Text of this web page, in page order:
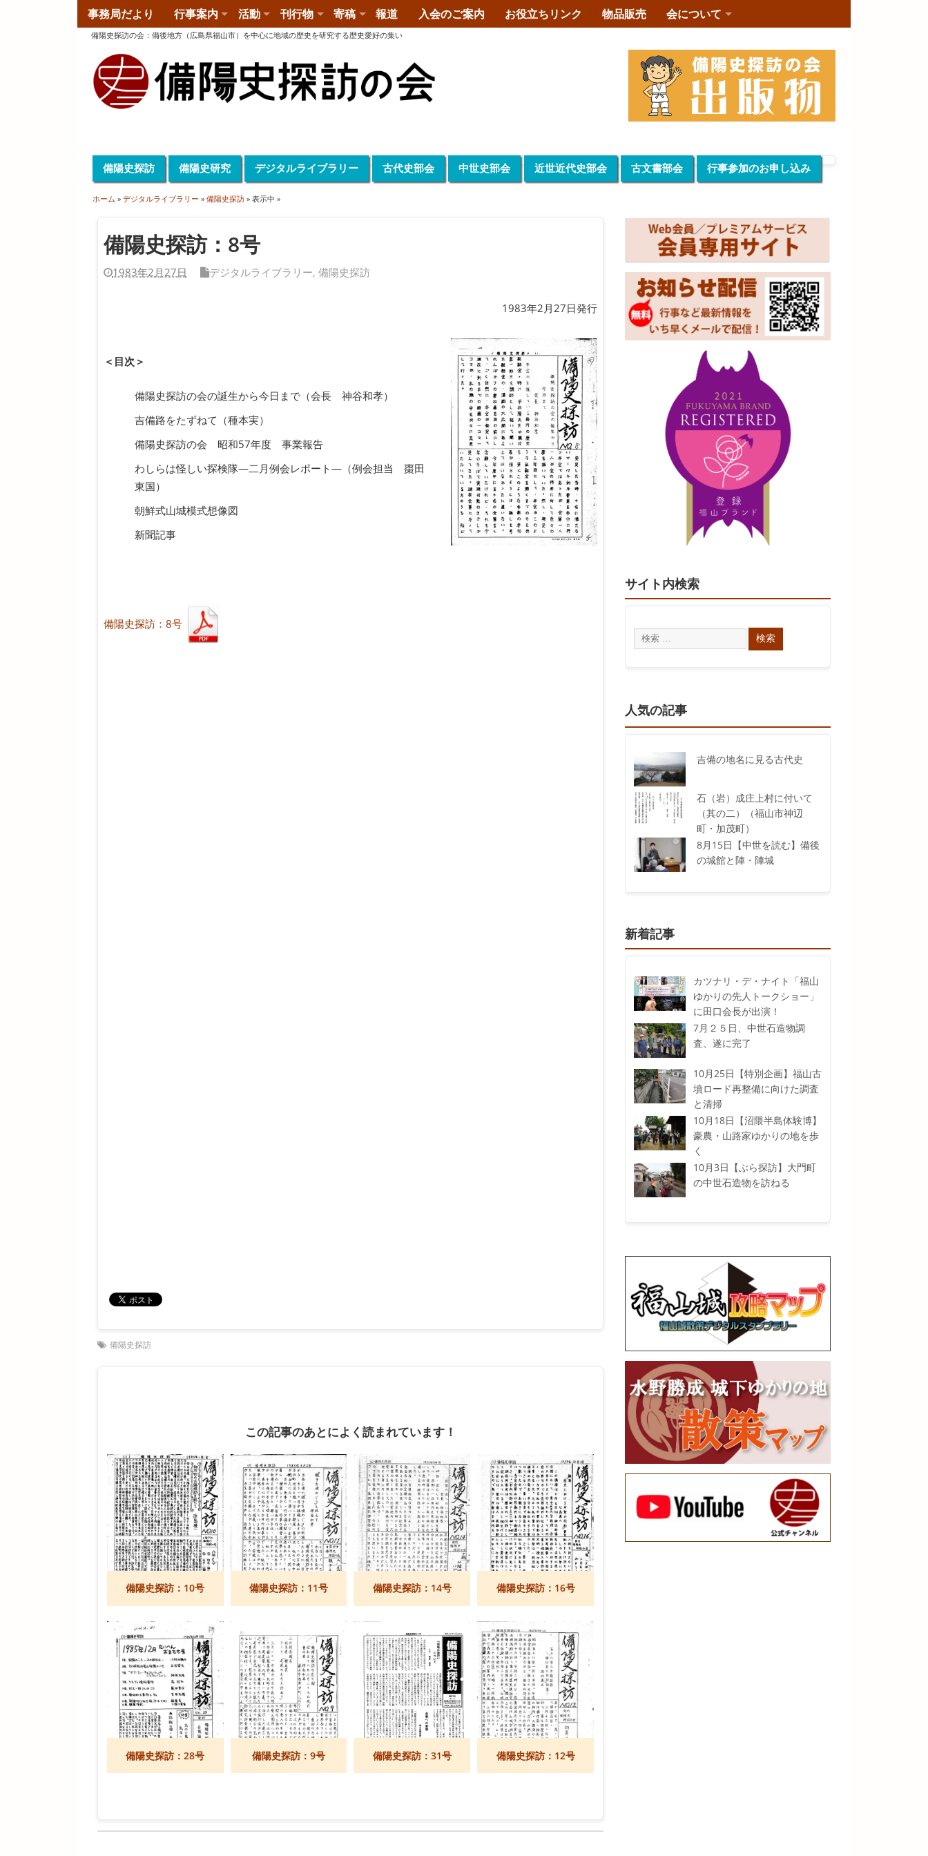
事務局だより 行事案内 活動 刊行物 寄稿 報道 入会のご案内 お役立ちリンク 物品販売 会について
備陽史探訪の会 ： 備後地方（広島県福山市）を中心に地域の歴史を研究する歴史愛好の集い
備陽史探訪 備陽史研究 デジタルライブラリー 古代史部会 中世史部会 近世近代史部会 古文書部会 行事参加のお申し込み
ホーム »デジタルライブラリー »備陽史探訪 » 表示中 »
備陽史探訪：8号
1983年2月27日 デジタルライブラリー, 備陽史探訪
1983年2月27日発行
＜目次＞
備陽史探訪の会の誕生から今日まで（会長 神谷和孝）
吉備路をたずねて（種本実）
備陽史探訪の会 昭和57年度 事業報告
わしらは怪しい探検隊―二月例会レポート―（例会担当 棗田
東国）
朝鮮式山城模式想像図
新聞記事
備陽史探訪：8号
備陽史探訪
この記事のあとによく読まれています！
備陽史探訪：10号 備陽史探訪：11号 備陽史探訪：14号 備陽史探訪：16号
備陽史探訪：28号 備陽史探訪：9号 備陽史探訪：31号 備陽史探訪：12号
サイト内検索
人気の記事
吉備の地名に見る古代史
石（岩）成庄上村に付いて
（其の二）（福山市神辺
町・加茂町）
8月15日【中世を読む】備後
の城館と陣・陣城
新着記事
カツナリ・デ・ナイト「福山
ゆかりの先人トークショー」
に田口会長が出演！
7月２５日、中世石造物調
査、遂に完了
10月25日【特別企画】福山古
墳ロード再整備に向けた調査
と清掃
10月18日【沼隈半島体験博】
豪農・山路家ゆかりの地を歩
く
10月3日【ぶら探訪】大門町
の中世石造物を訪ねる